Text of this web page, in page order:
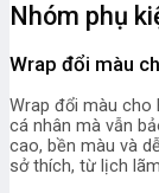
Nhóm phụ
Wrap đổi màu
Wrap đổi màu cho
cá nhân mà vẫn
cao, bền màu và
sở thích, từ lịch